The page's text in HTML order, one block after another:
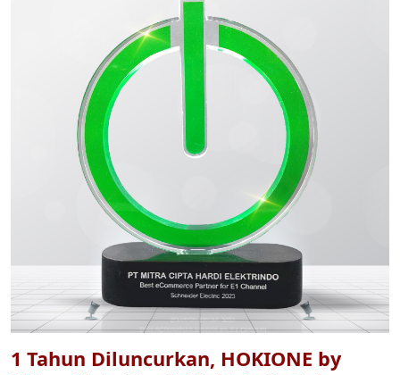
1 Tahun Diluncurkan, HOKIONE by